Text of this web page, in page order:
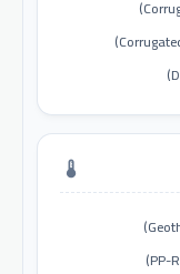
thermostat